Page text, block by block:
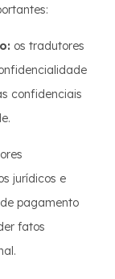
os tradutores
confidenciais
jurídicos e
pagamento
fatos